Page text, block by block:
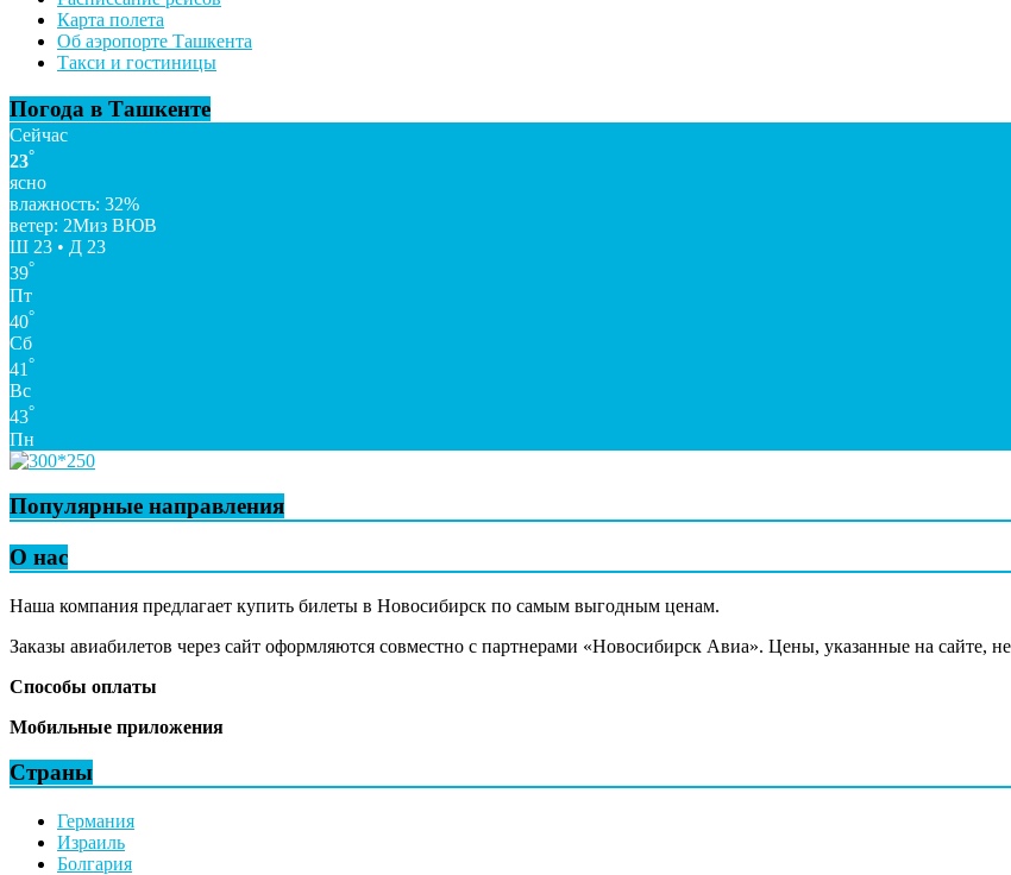
Карта полета
Об аэропорте Ташкента
Такси и гостиницы
Погода в Ташкенте
Сейчас
23°
ясно
влажность: 32%
ветер: 2Миз ВЮВ
Ш 23 • Д 23
39°
Пт
40°
Сб
41 °
Вс
43°
Пн
Популярные направления
О нас
Наша компания предлагает купить билеты в Новосибирск по самым выгодным ценам.
Заказы авиабилетов через сайт оформляются совместно с партнерами «Новосибирск Авиа». Цены, указанные на сайте,
Способы оплаты
Мобильные приложения
Страны
Германия
Израиль
Болгария